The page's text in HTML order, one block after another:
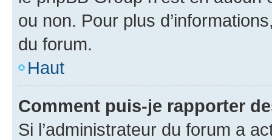
ou non. Pour plus
du forum.
Haut
Comment puis-je rapporter
Si l’administrateur du forum a